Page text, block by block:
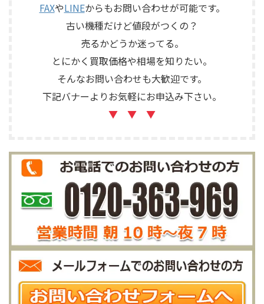
FAXやLINEからもお問い合わせが可能です。
古い機種だけど値段がつくの？
売るかどうか迷ってる。
とにかく買取価格や相場を知りたい。
そんなお問い合わせも大歓迎です。
下記バナーよりお気軽にお申込み下さい。
▼ ▼ ▼